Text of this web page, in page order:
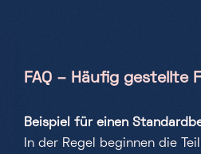
FAQ – Häufig gestellte
Beispiel für einen
In der Regel beginnen die